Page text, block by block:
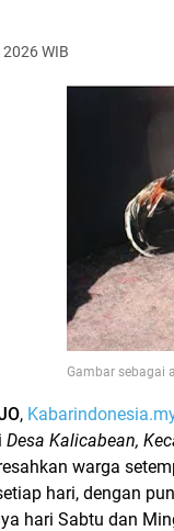
WIB
Gambar sebagai
,
Desa Kalicabean,
warga
hari, dengan
hari Sabtu dan